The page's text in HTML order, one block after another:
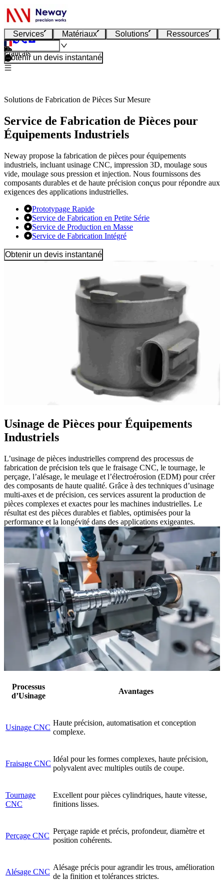
Services Matériaux Solutions Ressources
Français
Obtenir un devis instantané
Solutions de Fabrication de Pièces Sur Mesure
Service de Fabrication de Pièces pour
Équipements Industriels
Neway propose la fabrication de pièces pour équipements
industriels, incluant usinage CNC, impression 3D, moulage sous
vide, moulage sous pression et injection. Nous fournissons des
composants durables et de haute précision conçus pour répondre aux
exigences des applications industrielles.
Prototypage Rapide
Service de Fabrication en Petite Série
Service de Production en Masse
Service de Fabrication Intégré
Obtenir un devis instantané
Usinage de Pièces pour Équipements
Industriels
L’usinage de pièces industrielles comprend des processus de
fabrication de précision tels que le fraisage CNC, le tournage, le
perçage, l’alésage, le meulage et l’électroérosion (EDM) pour créer
des composants de haute qualité. Grâce à des techniques d’usinage
multi-axes et de précision, ces services assurent la production de
pièces complexes et exactes pour les machines industrielles. Le
résultat est des pièces durables et fiables, optimisées pour la
performance et la longévité dans des applications exigeantes.
Processus
d’Usinage
Avantages
Usinage CNC
Haute précision, automatisation et conception
complexe.
Fraisage CNC
Idéal pour les formes complexes, haute précision,
polyvalent avec multiples outils de coupe.
Tournage
CNC
Excellent pour pièces cylindriques, haute vitesse,
finitions lisses.
Perçage CNC
Perçage rapide et précis, profondeur, diamètre et
position cohérents.
Alésage CNC
Alésage précis pour agrandir les trous, amélioration
de la finition et tolérances strictes.